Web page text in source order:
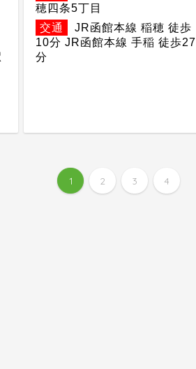
穂四条5丁目
交通
JR函館本線 稲穂 徒歩
10分 JR函館本線 手稲 徒歩27
分
1 2 3 4